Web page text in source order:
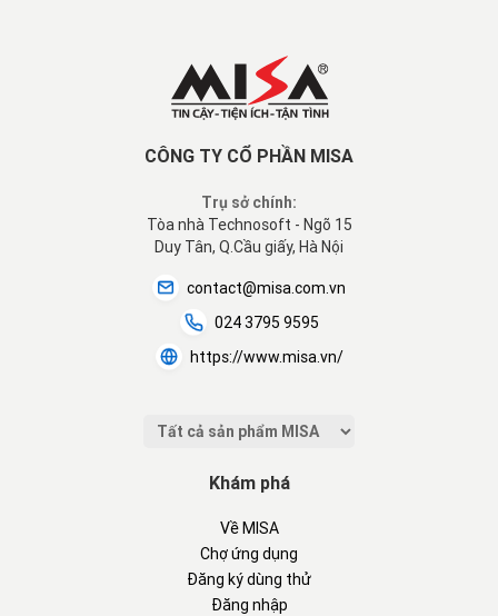
CÔNG TY CỔ PHẦN MISA
Trụ sở chính:
Tòa nhà Technosoft - Ngõ 15
Duy Tân, Q.Cầu giấy, Hà Nội
contact@misa.com.vn
024 3795 9595
https://www.misa.vn/
Khám phá
Về MISA
Chợ ứng dụng
Đăng ký dùng thử
Đăng nhập